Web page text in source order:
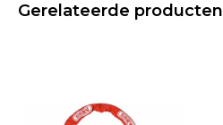
Gerelateerde producten